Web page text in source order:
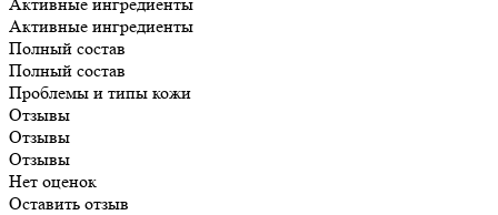
Активные ингредиенты
Полный состав
Полный состав
Проблемы и типы кожи
Отзывы
Отзывы
Отзывы
Нет оценок
Оставить отзыв